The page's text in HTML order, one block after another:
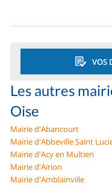
VOS
Les autres
Oise
Mairie d'Abancourt
Mairie d'Abbeville Saint
Mairie d'Acy en Multien
Mairie d'Airion
Mairie d'Amblainville